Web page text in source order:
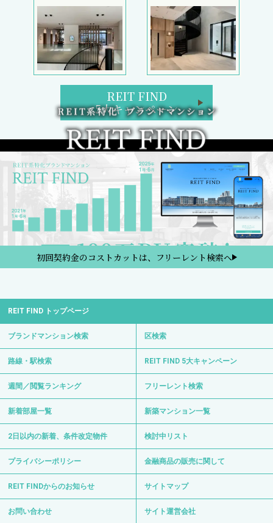
REIT FIND
5大キャンペーン
初回契約金のコストカットは、フリーレント検索へ
REIT FIND トップページ
ブランドマンション検索 区検索
路線・駅検索 REIT FIND 5大キャンペーン
週間／閲覧ランキング フリーレント検索
新着部屋一覧 新築マンション一覧
2日以内の新着、条件改定物件 検討中リスト
プライバシーポリシー 金融商品の販売に関して
REIT FINDからのお知らせ サイトマップ
お問い合わせ サイト運営会社